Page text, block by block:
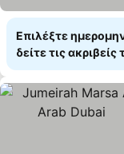
Επιλέξτε
δείτε τις ακριβείς